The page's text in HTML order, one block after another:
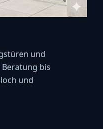
und
bis
und